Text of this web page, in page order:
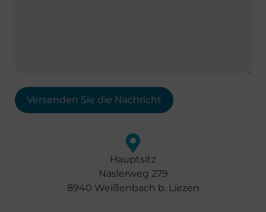
Hauptsitz
Naslerweg 279
8940 Weißenbach b. Liezen